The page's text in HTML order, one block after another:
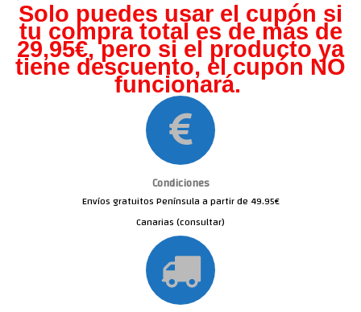
Solo puedes usar el cupón si
tu compra total es de más de
29,95€, pero si el producto ya
tiene descuento, el cupón NO
funcionará.
Condiciones
Envíos gratuitos Península a partir de 49.95€
Canarias (consultar)